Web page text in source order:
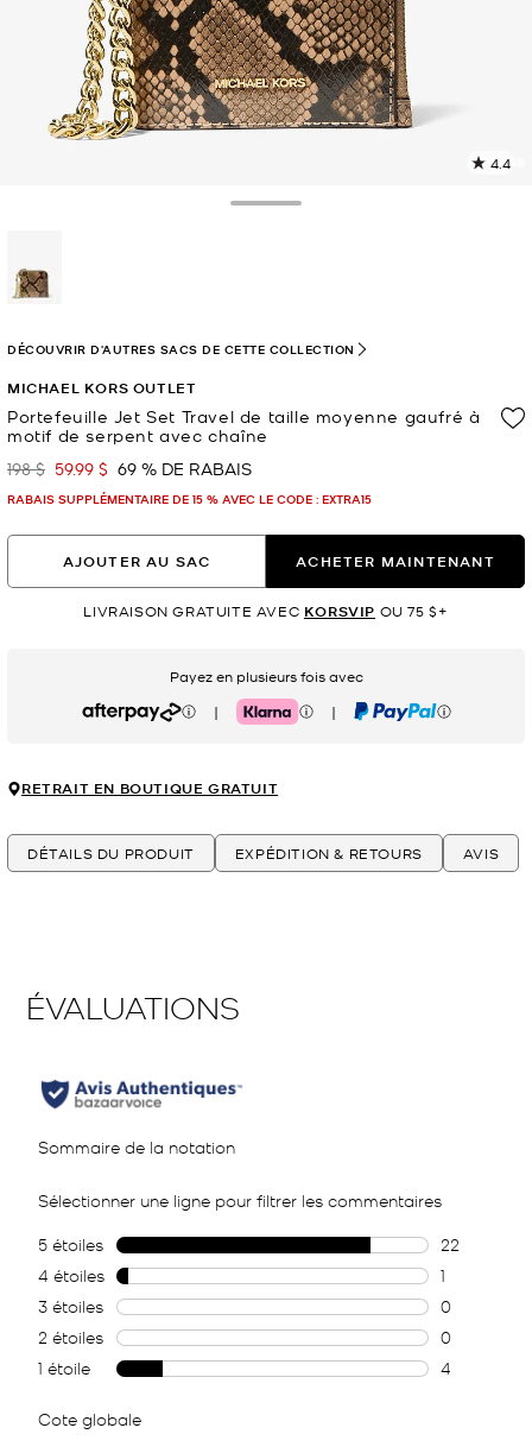
4.4
MICHAEL KORS OUTLET
Portefeuille Jet Set Travel de taille moyenne gaufré à
motif de serpent avec chaîne
était
198 $ maintenant
59.99 $ 69 % DE RABAIS
RABAIS SUPPLÉMENTAIRE DE 15 % AVEC LE CODE : EXTRA15
DÉCOUVRIR D'AUTRES SACS DE CETTE COLLECTION
AJOUTER AU SAC ACHETER MAINTENANT
LIVRAISON GRATUITE AVEC KORSVIP OU 75 $+
Payez en plusieurs fois avec
Afterpay | Klarna | PayPal
RETRAIT EN BOUTIQUE GRATUIT
DÉTAILS DU PRODUIT EXPÉDITION & RETOURS AVIS